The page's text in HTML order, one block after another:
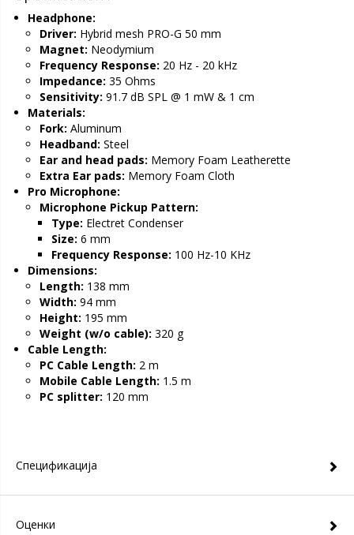
Headphone:
Driver: Hybrid mesh PRO-G 50 mm
Magnet: Neodymium
Frequency Response: 20 Hz - 20 kHz
Impedance: 35 Ohms
Sensitivity: 91.7 dB SPL @ 1 mW & 1 cm
Materials:
Fork: Aluminum
Headband: Steel
Ear and head pads: Memory Foam Leatherette
Extra Ear pads: Memory Foam Cloth
Pro Microphone:
Microphone Pickup Pattern:
Type: Electret Condenser
Size: 6 mm
Frequency Response: 100 Hz-10 KHz
Dimensions:
Length: 138 mm
Width: 94 mm
Height: 195 mm
Weight (w/o cable): 320 g
Cable Length:
PC Cable Length: 2 m
Mobile Cable Length: 1.5 m
PC splitter: 120 mm
Спецификација
Оценки